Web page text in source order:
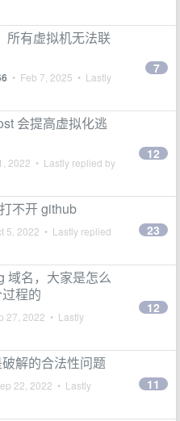
所有虚拟机无法联
• Feb 7, 2025 • Lastly
7
会提高虚拟化逃
2022 • Lastly replied by
12
不开 github
5, 2022 • Lastly replied
23
域名，大家是怎么
程的
27, 2022 • Lastly
12
解的合法性问题
22, 2022 • Lastly
11